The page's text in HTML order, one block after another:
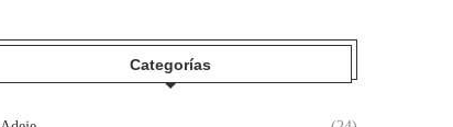
Categorías